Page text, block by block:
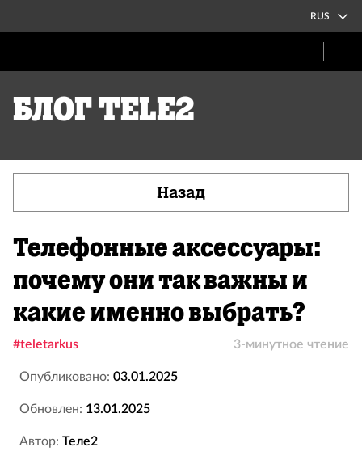
RUS
Блог Tele2
Назад
Телефонные аксессуары:
почему они так важны и
какие именно выбрать?
#teletarkus 3-минутное чтение
Опубликовано: 03.01.2025
Обновлен: 13.01.2025
Автор: Теле2